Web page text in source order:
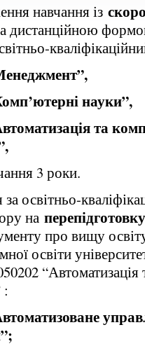
навчання із
дистанційною
науки”,
та
3 роки.
освітньо-
на перепідготовку
про вищу
освіти
“Автоматизація
: